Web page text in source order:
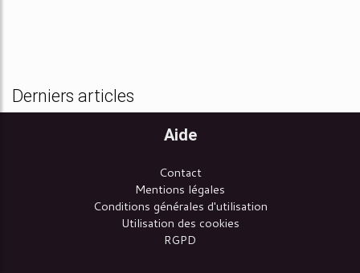
Derniers articles
Aide
Contact
Mentions légales
Conditions générales d'utilisation
Utilisation des cookies
RGPD